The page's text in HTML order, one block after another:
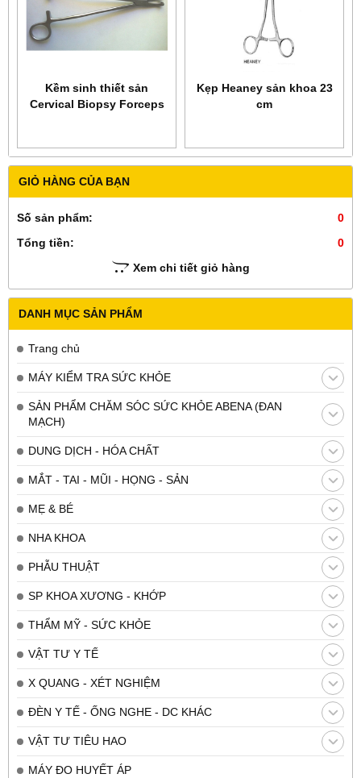
GIỎ HÀNG CỦA BẠN
Số sản phẩm:
0
Tổng tiền:
0
Xem chi tiết giỏ hàng
DANH MỤC SẢN PHẨM
Trang chủ
MÁY KIỂM TRA SỨC KHỎE
SẢN PHẨM CHĂM SÓC SỨC KHỎE ABENA (ĐAN
MẠCH)
DUNG DỊCH - HÓA CHẤT
MẮT - TAI - MŨI - HỌNG - SẢN
MẸ & BÉ
NHA KHOA
PHẪU THUẬT
SP KHOA XƯƠNG - KHỚP
THẨM MỸ - SỨC KHỎE
VẬT TƯ Y TẾ
X QUANG - XÉT NGHIỆM
ĐÈN Y TẾ - ỐNG NGHE - DC KHÁC
VẬT TƯ TIÊU HAO
MÁY ĐO HUYẾT ÁP
Kềm sinh thiết sản
Cervical Biopsy Forceps
Kẹp Heaney sản khoa 23
cm